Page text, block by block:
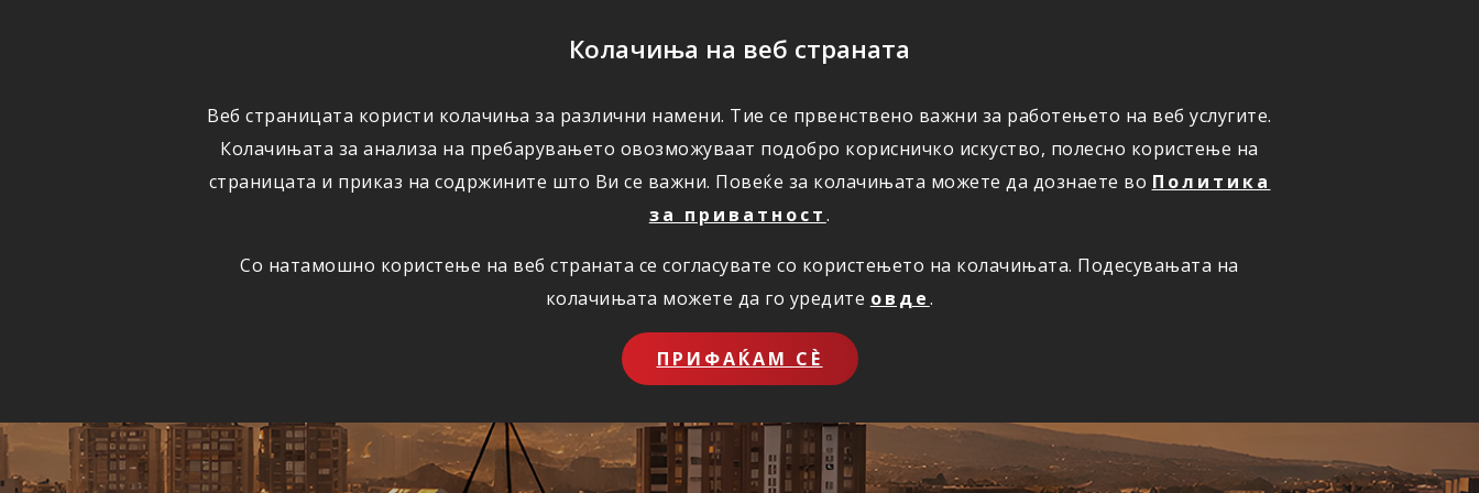
Колачиња на веб страната
Веб страницата користи колачиња за различни намени. Тие се првенствено важни за работењето на веб услугите.
Колачињата за анализа на пребарувањето овозможуваат подобро корисничко искуство, полесно користење на
страницата и приказ на содржините што Ви се важни. Повеќе за колачињата можете да дознаете во Политика
за приватност.
Со натамошно користење на веб страната се согласувате со користењето на колачињата. Подесувањата на
колачињата можете да го уредите овде.
ПРИФАЌАМ СЀ
ОСИГУРУВАЊЕ ШТЕТИ ПОВОЛНОСТИ КОРИСНО ЗА НАС ОНЛАЈН ПРИЈАВИ ШТЕТА
Едноставно преку интернет
АВТОМОБИЛСКА